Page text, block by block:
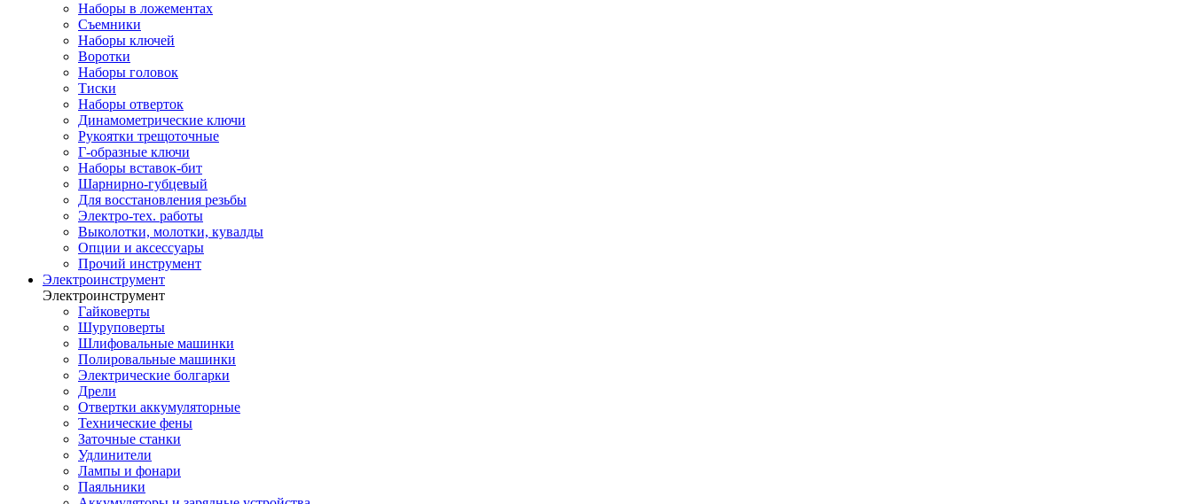
Наборы в ложементах
Съемники
Наборы ключей
Воротки
Наборы головок
Тиски
Наборы отверток
Динамометрические ключи
Рукоятки трещоточные
Г-образные ключи
Наборы вставок-бит
Шарнирно-губцевый
Для восстановления резьбы
Электро-тех. работы
Выколотки, молотки, кувалды
Опции и аксессуары
Прочий инструмент
Электроинструмент
Электроинструмент
Гайковерты
Шуруповерты
Шлифовальные машинки
Полировальные машинки
Электрические болгарки
Дрели
Отвертки аккумуляторные
Технические фены
Заточные станки
Удлинители
Лампы и фонари
Паяльники